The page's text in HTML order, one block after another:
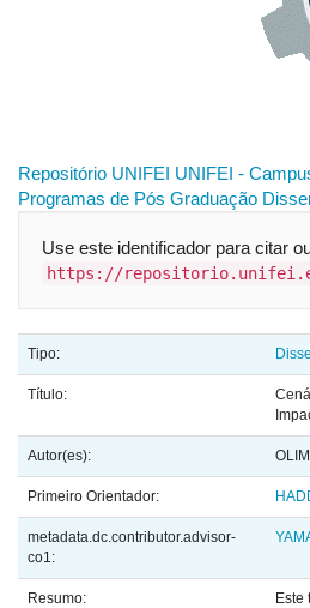
Repositório UNIFEI UNIFEI -
Programas de Pós Graduação
Use este identificador para citar
https://
Tipo:
Título:
Autor(es):
Primeiro Orientador:
metadata.dc.contributor.advisor-
co1:
Resumo:
Este